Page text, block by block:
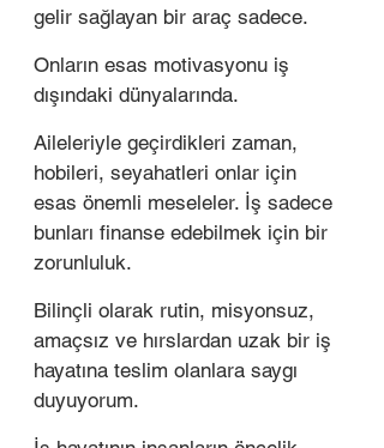
gelir sağlayan bir araç sadece.
Onların esas motivasyonu iş
dışındaki dünyalarında.
Aileleriyle geçirdikleri zaman,
hobileri, seyahatleri onlar için
esas önemli meseleler. İş sadece
bunları finanse edebilmek için bir
zorunluluk.
Bilinçli olarak rutin, misyonsuz,
amaçsız ve hırslardan uzak bir iş
hayatına teslim olanlara saygı
duyuyorum.